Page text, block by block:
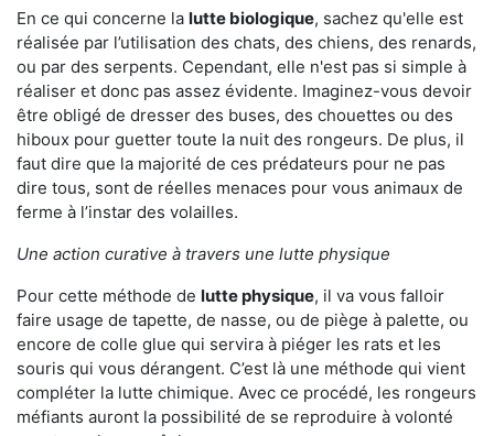
En ce qui concerne la lutte biologique, sachez qu'elle est
réalisée par l’utilisation des chats, des chiens, des renards,
ou par des serpents. Cependant, elle n'est pas si simple à
réaliser et donc pas assez évidente. Imaginez-vous devoir
être obligé de dresser des buses, des chouettes ou des
hiboux pour guetter toute la nuit des rongeurs. De plus, il
faut dire que la majorité de ces prédateurs pour ne pas
dire tous, sont de réelles menaces pour vous animaux de
ferme à l’instar des volailles.
Une action curative à travers une lutte physique
Pour cette méthode de lutte physique, il va vous falloir
faire usage de tapette, de nasse, ou de piège à palette, ou
encore de colle glue qui servira à piéger les rats et les
souris qui vous dérangent. C’est là une méthode qui vient
compléter la lutte chimique. Avec ce procédé, les rongeurs
méfiants auront la possibilité de se reproduire à volonté